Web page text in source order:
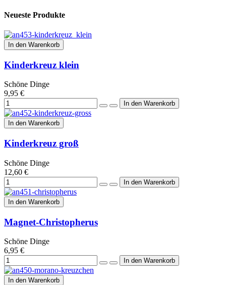
Neueste Produkte
In den Warenkorb
Kinderkreuz klein
Schöne Dinge
9,95 €
In den Warenkorb
Kinderkreuz groß
Schöne Dinge
12,60 €
In den Warenkorb
Magnet-Christopherus
Schöne Dinge
6,95 €
In den Warenkorb